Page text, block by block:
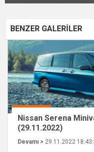
BENZER GALERİLER
Nissan Serena
(29.11.2022)
Devamı > 29.11.2022